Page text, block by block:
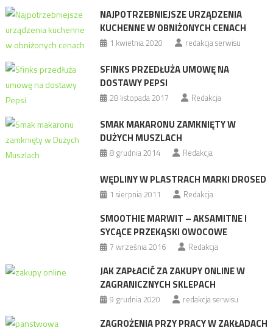
NAJPOTRZEBNIEJSZE URZĄDZENIA
KUCHENNE W OBNIŻONYCH CENACH
1 kwietnia 2020 redakcja serwisu
SFINKS PRZEDŁUŻA UMOWĘ NA
DOSTAWY PEPSI
28 listopada 2017 Redakcja
SMAK MAKARONU ZAMKNIĘTY W
DUŻYCH MUSZLACH
8 grudnia 2014 Redakcja
WĘDLINY W PLASTRACH MARKI DROSED
1 sierpnia 2011 Redakcja
SMOOTHIE MARWIT – AKSAMITNE I
SYCĄCE PRZEKĄSKI OWOCOWE
7 września 2016 Redakcja
JAK ZAPŁACIĆ ZA ZAKUPY ONLINE W
ZAGRANICZNYCH SKLEPACH
9 grudnia 2020 redakcja serwisu
ZAGROŻENIA PRZY PRACY W ZAKŁADACH